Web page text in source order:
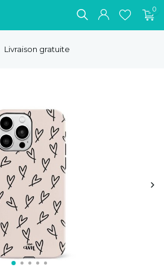
0
Livraison gratuite